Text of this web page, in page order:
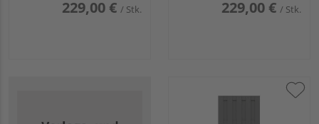
229,00 € / Stk. 229,00 € / Stk.